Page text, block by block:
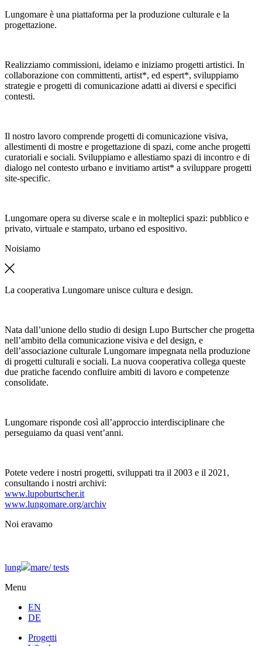
Lungomare è una piattaforma per la produzione culturale e la
progettazione.
Realizziamo commissioni, ideiamo e iniziamo progetti artistici. In
collaborazione con committenti, artist*, ed espert*, sviluppiamo
strategie e progetti di comunicazione adatti ai diversi e specifici
contesti.
Il nostro lavoro comprende progetti di comunicazione visiva,
allestimenti di mostre e progettazione di spazi, come anche progetti
curatoriali e sociali. Sviluppiamo e allestiamo spazi di incontro e di
dialogo nel contesto urbano e invitiamo artist* a sviluppare progetti
site-specific.
Lungomare opera su diverse scale e in molteplici spazi: pubblico e
privato, virtuale e stampato, urbano ed espositivo.
Noisiamo
La cooperativa Lungomare unisce cultura e design.
Nata dall’unione dello studio di design Lupo Burtscher che progetta
nell’ambito della comunicazione visiva e del design, e
dell’associazione culturale Lungomare impegnata nella produzione
di progetti culturali e sociali. La nuova cooperativa collega queste
due pratiche facendo confluire ambiti di lavoro e competenze
consolidate.
Lungomare risponde così all’approccio interdisciplinare che
perseguiamo da quasi vent’anni.
Potete vedere i nostri progetti, sviluppati tra il 2003 e il 2021,
consultando i nostri archivi:
www.lupoburtscher.it
www.lungomare.org/archiv
Noi eravamo
lung mare/tests
Menu
EN
DE
Progetti